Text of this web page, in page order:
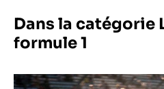
Dans la catégorie
formule 1